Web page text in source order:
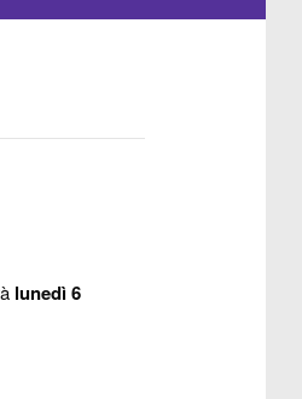
lunedì 6